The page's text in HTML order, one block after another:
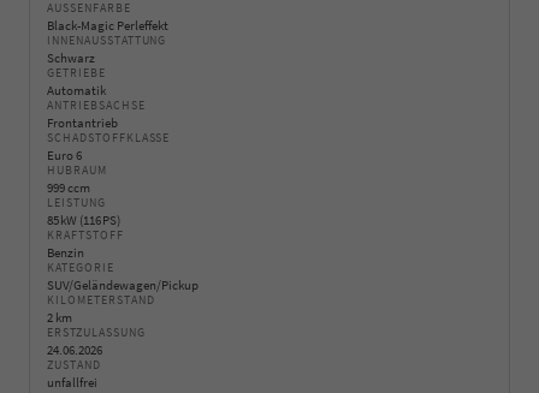
AUSSENFARBE
Black-Magic Perleffekt
INNENAUSSTATTUNG
Schwarz
GETRIEBE
Automatik
ANTRIEBSACHSE
Frontantrieb
SCHADSTOFFKLASSE
Euro 6
HUBRAUM
999 ccm
LEISTUNG
85 kW (116 PS)
KRAFTSTOFF
Benzin
KATEGORIE
SUV/Geländewagen/Pickup
KILOMETERSTAND
2 km
ERSTZULASSUNG
24.06.2026
ZUSTAND
unfallfrei